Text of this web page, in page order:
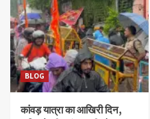
BLOG
कांवड़ यात्रा का आखिरी दिन,